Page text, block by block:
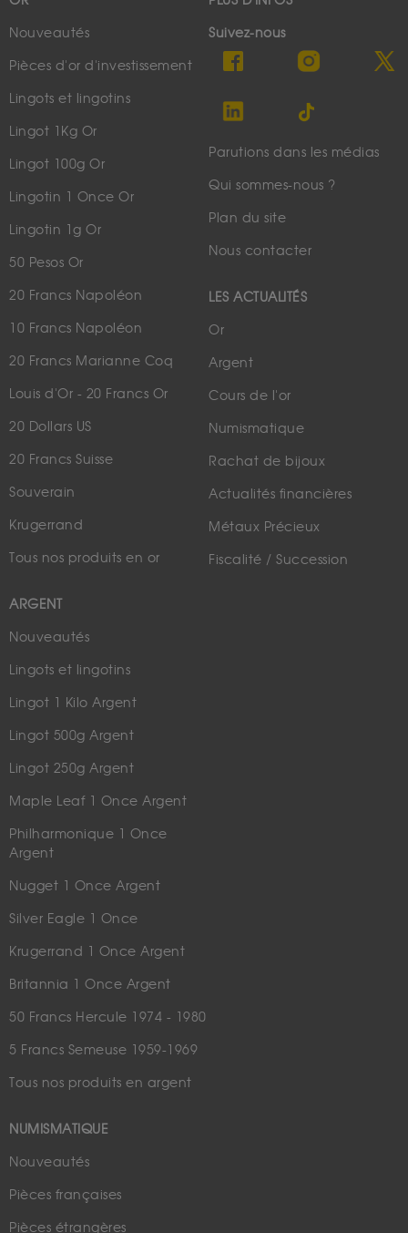
Nouveautés
Pièces d'or d'investissement
Lingots et lingotins
Lingot 1Kg Or
Lingot 100g Or
Lingotin 1 Once Or
Lingotin 1g Or
50 Pesos Or
20 Francs Napoléon
10 Francs Napoléon
20 Francs Marianne Coq
Louis d'Or - 20 Francs Or
20 Dollars US
20 Francs Suisse
Souverain
Krugerrand
Tous nos produits en or
ARGENT
Nouveautés
Lingots et lingotins
Lingot 1 Kilo Argent
Lingot 500g Argent
Lingot 250g Argent
Maple Leaf 1 Once Argent
Philharmonique 1 Once
Argent
Nugget 1 Once Argent
Silver Eagle 1 Once
Krugerrand 1 Once Argent
Britannia 1 Once Argent
50 Francs Hercule 1974 - 1980
5 Francs Semeuse 1959-1969
Tous nos produits en argent
NUMISMATIQUE
Nouveautés
Pièces françaises
Pièces étrangères
Suivez-nous
Parutions dans les médias
Qui sommes-nous ?
Plan du site
Nous contacter
LES ACTUALITÉS
Or
Argent
Cours de l'or
Numismatique
Rachat de bijoux
Actualités financières
Métaux Précieux
Fiscalité / Succession